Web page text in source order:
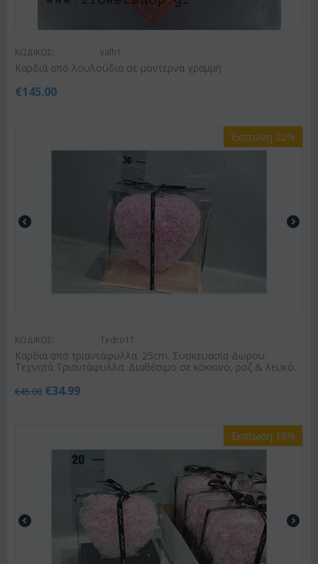
ΚΩΔΙΚΟΣ: valh1
Καρδιά από λουλούδια σε μοντέρνα γραμμή
€145.00
Έκπτωση 22%
ΚΩΔΙΚΟΣ: Tedro11
Καρδιά από τριαντάφυλλα. 25cm. Συσκευασία Δώρου.
Τεχνητά Τριαντάφυλλα. Διαθέσιμο σε κόκκινο, ροζ & λευκό.
€45.00 €34.99
Έκπτωση 18%